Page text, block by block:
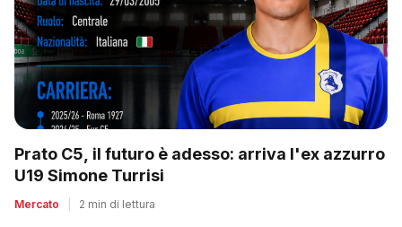
Prato C5, il futuro è adesso: arriva l'ex azzurro
U19 Simone Turrisi
Mercato 2 min di lettura